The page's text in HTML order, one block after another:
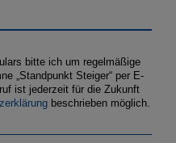
bitte ich um regelmäßige
„Standpunkt Steiger“ per E-
ist jederzeit für die Zukunft
beschrieben möglich.